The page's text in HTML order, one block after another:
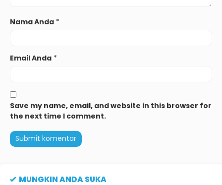
Nama Anda *
Email Anda *
Save my name, email, and website in this browser for
the next time I comment.
MUNGKIN ANDA SUKA